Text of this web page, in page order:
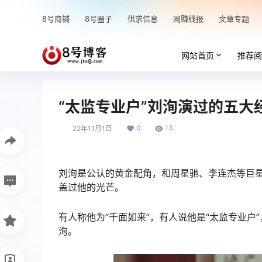
8号商铺 8号圈子 供求信息 网赚线报 文章专题
网站首页 推荐
“太监专业户”刘洵演过的五大
22年11月1日 0 13
刘洵是公认的黄金配角，和周星驰、李连杰等巨
盖过他的光芒。
有人称他为“千面如来”，有人说他是“太监专业
洵。